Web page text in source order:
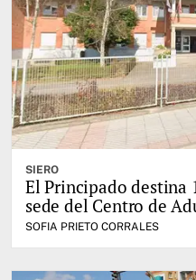
SIERO
El Principado destina
sede del Centro de
SOFIA PRIETO CORRALES